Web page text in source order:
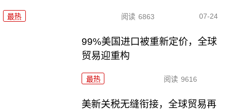
最热 阅读 6863 07-24
99%美国进口被重新定价，全球
贸易迎重构
最热 阅读 9616
美新关税无缝衔接，全球贸易再